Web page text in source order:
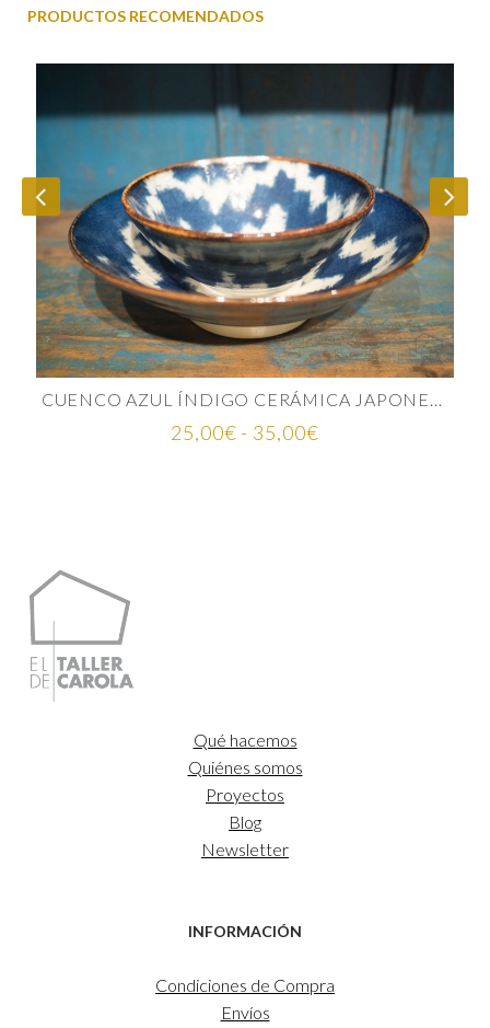
PRODUCTOS RECOMENDADOS
CUENCO AZUL ÍNDIGO CERÁMICA JAPONESA
25,00€ - 35,00€Rango
Qué hacemos
Quiénes somos
Proyectos
Blog
Newsletter
INFORMACIÓN
Condiciones de Compra
Envíos